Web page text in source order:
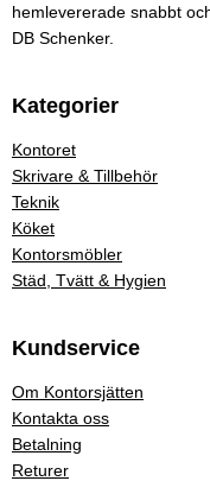
hemlevererade snabbt
DB Schenker.
Kategorier
Kontoret
Skrivare & Tillbehör
Teknik
Köket
Kontorsmöbler
Städ, Tvätt & Hygien
Kundservice
Om Kontorsjätten
Kontakta oss
Betalning
Returer